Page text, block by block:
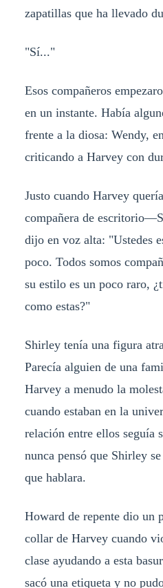
zapatillas que ha llevado
"Sí..."
Esos compañeros
en un instante. Había
frente a la diosa: Wendy,
criticando a Harvey con
Justo cuando Harvey
compañera de
dijo en voz alta: "Ustedes
poco. Todos somos
su estilo es un poco raro,
como estas?"
Shirley tenía una figura
Parecía alguien de una
Harvey a menudo la
cuando estaban en la
relación entre ellos seguía
nunca pensó que Shirley
que hablara.
Howard de repente dio un
collar de Harvey cuando
clase ayudando a esta
sacó una etiqueta y no